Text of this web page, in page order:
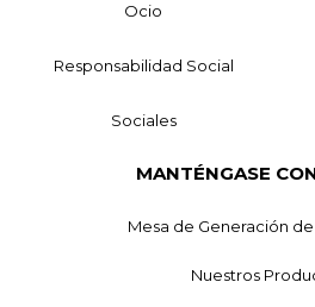
Ocio
Responsabilidad Social
Sociales
MANTÉNGASE
Mesa de Generación
Nuestros